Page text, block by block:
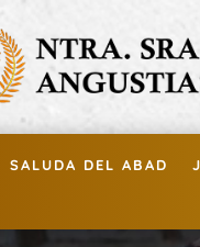
SALUDA DEL ABAD